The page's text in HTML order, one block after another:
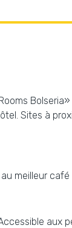
Sites à
meilleur
aux